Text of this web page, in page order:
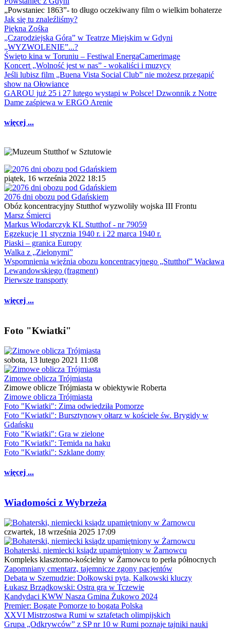
„Powstaniec 1863”- to długo oczekiwany film o wielkim bohaterze
Jak się tu znaleźliśmy?
Piękna Zośka
„Czarodziejska Góra” w Teatrze Miejskim w Gdyni
„WYZWOLENIE”...?
Święto kina w Toruniu – Festiwal EnergaCamerimage
Koncert „Wolność jest w nas” - wokaliści i muzycy
Jeśli lubisz film „Buena Vista Social Club” nie możesz przegapić
show na Ołowiance
GAROU już 25 i 27 lutego wystąpi w Polsce! Dzwonnik z Notre
Dame zaśpiewa w ERGO Arenie
więcej ...
piątek, 16 września 2022 18:15
2076 dni obozu pod Gdańskiem
Obóz koncentracyjny Stutthof wyzwoliły wojska III Frontu
Marsz Śmierci
Markus Włodarczyk KL Stutthof - nr 79059
Egzekucje 11 stycznia 1940 r. i 22 marca 1940 r.
Piaski – granica Europy
Walka z „Zielonymi”
Wspomnienia więźnia obozu koncentracyjnego „Stutthof” Wacława
Lewandowskiego (fragment)
Pierwsze transporty
więcej ...
Foto "Kwiatki"
sobota, 13 lutego 2021 11:08
Zimowe oblicza Trójmiasta
Zimowe oblicze Trójmiasta w obiektywie Roberta
Zimowe oblicza Trójmiasta
Foto "Kwiatki": Zima odwiedziła Pomorze
Foto "Kwiatki": Bursztynowy ołtarz w kościele św. Brygidy w
Gdańsku
Foto "Kwiatki": Gra w zielone
Foto "Kwiatki": Temida na haku
Foto "Kwiatki": Szklane domy
więcej ...
Wiadomości z Wybrzeża
czwartek, 18 września 2025 17:09
Bohaterski, niemiecki ksiądz upamiętniony w Żarnowcu
Kompleks klasztorno-kościelny w Żarnowcu to perła północnych
Zapomniany cmentarz, tajemnicze zgony pacjentów
Debata w Szemudzie: Dołkowski pyta, Kalkowski kluczy
Łukasz Brządkowski: Ostra gra w Tczewie
Kandydaci KWW Nasza Gmina Żukowo 2024
Premier: Bogate Pomorze to bogata Polska
XXVI Mistrzostwa Rumi w sztafetach olimpijskich
Grupa „Odkrywców” z SP nr 10 w Rumi poznaje tajniki nauki